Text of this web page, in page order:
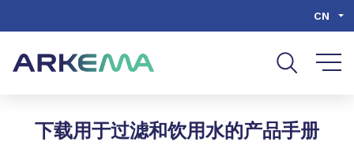
CN
下载用于过滤和饮用水的产品手册